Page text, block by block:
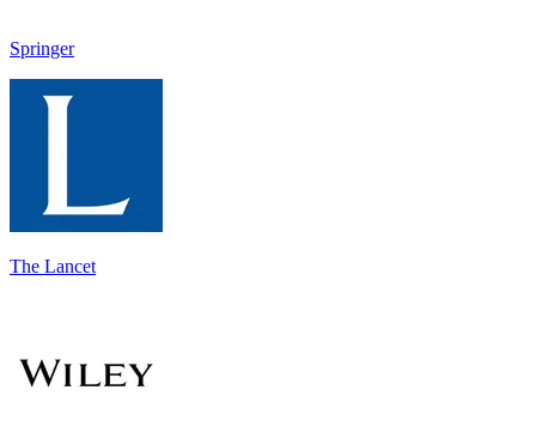
Springer
The Lancet